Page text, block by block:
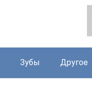
Зубы Другое